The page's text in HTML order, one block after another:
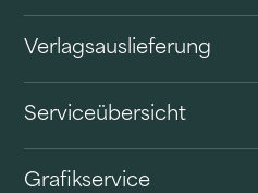
Verlagsauslieferung
Serviceübersicht
Grafikservice